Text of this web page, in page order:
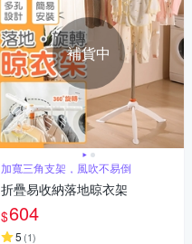
補貨中
加寬三角支架，風吹不易倒
折疊易收納落地晾衣架
$604
5 (1)